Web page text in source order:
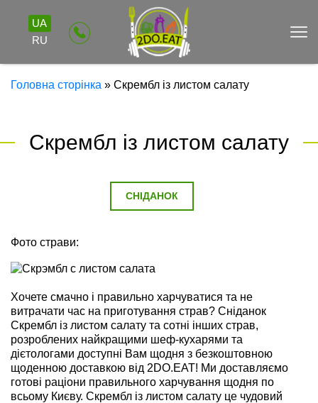
UA
RU
Головна сторінка » Скрембл із листом салату
Скрембл із листом салату
СНІДАНОК
Фото страви:
Хочете смачно і правильно харчуватися та не
витрачати час на приготування страв? Сніданок
Скрембл із листом салату та сотні інших страв,
розроблених найкращими шеф-кухарями та
дієтологами доступні Вам щодня з безкоштовною
щоденною доставкою від 2DO.EAT! Ми доставляємо
готові раціони правильного харчування щодня по
всьому Києву. Скрембл із листом салату це чудовий